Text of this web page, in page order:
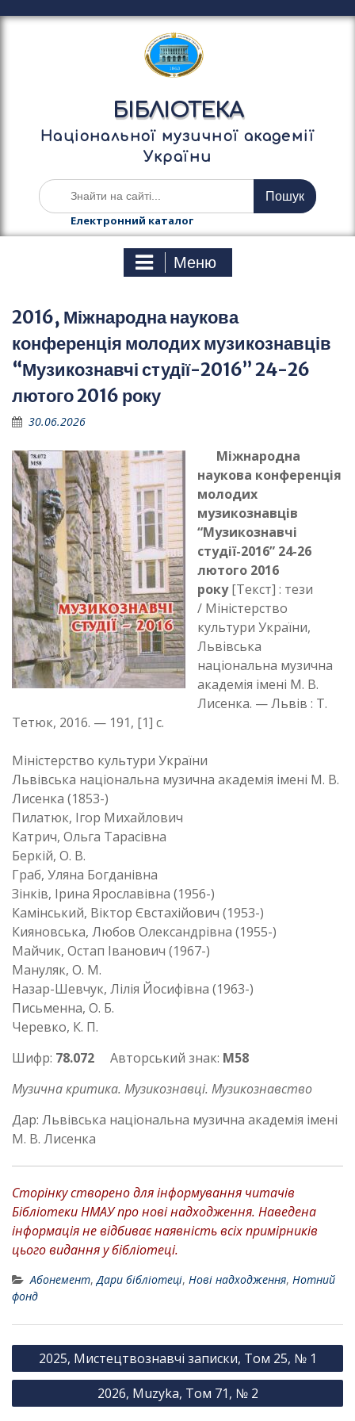
е
у
БІБЛІОТЕКА
Національної музичної академії
України
Ш
у
а
Електронний каталог
Меню
2016, Міжнародна наукова
конференція молодих музикознавців
“Музикознавчі студії-2016” 24-26
лютого 2016 року
30.06.2026
Міжнародна
наукова конференція
молодих
музикознавців
“Музикознавчі
студії-2016” 24-26
лютого 2016
року[Текст] : тези
/ Міністерство
культури України,
Львівська
національна музична
академія імені М. В.
Лисенка. — Львів : Т.
Тетюк, 2016. — 191, [1] с.
Міністерство культури України
Львівська національна музична академія імені М. В.
Лисенка (1853-)
Пилатюк, Ігор Михайлович
Катрич, Ольга Тарасівна
Беркій, О. В.
Граб, Уляна Богданівна
Зінків, Ірина Ярославівна (1956-)
Камінський, Віктор Євстахійович (1953-)
Кияновська, Любов Олександрівна (1955-)
Майчик, Остап Іванович (1967-)
Мануляк, О. М.
Назар-Шевчук, Лілія Йосифівна (1963-)
Письменна, О. Б.
Черевко, К. П.
Шифр: 78.072 Авторський знак: М58
Музична критика. Музикознавці. Музикознавство
Дар: Львівська національна музична академія імені
М. В. Лисенка
Сторінку створено для інформування читачів
Бібліотеки НМАУ про нові надходження. Наведена
інформація не відбиває наявність всіх примірників
цього видання у бібліотеці.
Абонемент,Дари бібліотеці, Нові надходження, Нотний
фонд
Н
а
2025, Мистецтвознавчі записки, Том 25, № 1
2026, Muzyka, Том 71, № 2